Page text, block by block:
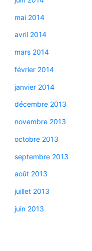
mai 2014
avril 2014
mars 2014
février 2014
janvier 2014
décembre 2013
novembre 2013
octobre 2013
septembre 2013
août 2013
juillet 2013
juin 2013